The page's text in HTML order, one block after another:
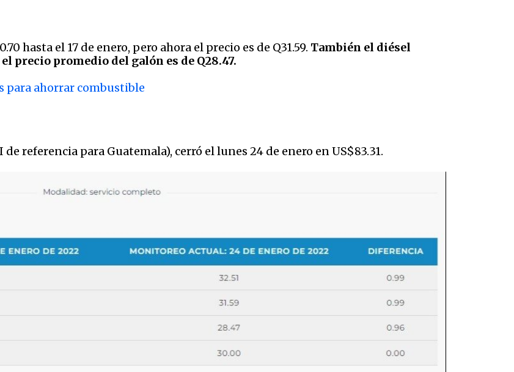
hasta el 17 de enero, pero ahora el precio es de Q31.59. También el diésel
precio promedio del galón es de Q28.47.
para ahorrar combustible
referencia para Guatemala), cerró el lunes 24 de enero en US$83.31.